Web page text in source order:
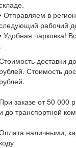
Отправляем в
рабочий
Удобная парковка!
.
доставки
рублей. Стоимость
рублей.
При заказе от 50 000
и до транспортной
наличными,
коду